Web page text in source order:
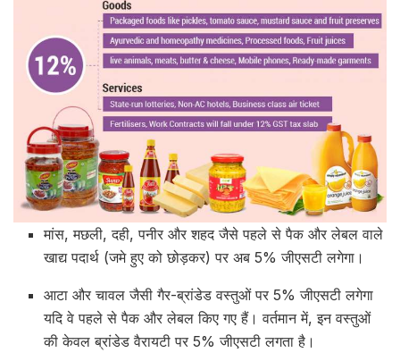
मांस, मछली, दही, पनीर और शहद जैसे पहले से पैक और लेबल वाले
खाद्य पदार्थ (जमे हुए को छोड़कर) पर अब 5% जीएसटी लगेगा।
आटा और चावल जैसी गैर-ब्रांडेड वस्तुओं पर 5% जीएसटी लगेगा
यदि वे पहले से पैक और लेबल किए गए हैं। वर्तमान में, इन वस्तुओं
की केवल ब्रांडेड वैरायटी पर 5% जीएसटी लगता है।